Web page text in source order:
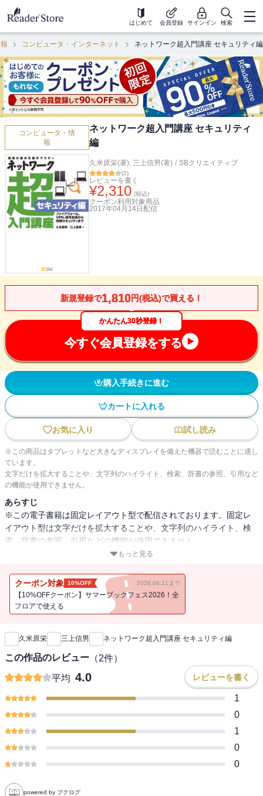
はじめて 会員登録 サインイン 検索
コンピュータ・インターネット ネットワーク超入門講座 セキュリティ編
コンピュータ・情
報
ネットワーク超入門講座 セキュリティ
編
久米原栄(著), 三上信男(著) / SBクリエイティブ
(2)
レビューを書く
¥2,310 (税込)
クーポン利用対象商品
2017年04月14日 配信
新規登録で1,810円(税込)で買える！
かんたん30秒登録！
今すぐ会員登録をする
購入手続きに進む
カートに入れる
お気に入り 試し読み
※この商品はタブレットなど大きなディスプレイを備えた機器で読むことに適し
ています。
文字だけを拡大することや、文字列のハイライト、検索、辞書の参照、引用など
の機能が使用できません。
あらすじ
※この電子書籍は固定レイアウト型で配信されております。固定レ
イアウト型は文字だけを拡大することや、文字列のハイライト、検
索、辞書の参照、引用などの機能が使用できません。
在の企業ネットワークに不可欠なセキュリティの基本知識を体系的
にやさしく解説します。とっつきにくいと思いがちなセキュリティ
の技術と考え方を図解でイメージできる、初心者必読の一冊です。
もっと見る
クーポン対象 10%OFF 2026.08.11まで
【10%OFFクーポン】サマーブックフェス2026！全
フロアで使える
新刊通知
久米原栄 三上信男 ネットワーク超入門講座 セキュリティ編
この作品のレビュー （2件）
平均 4.0 レビューを書く
1
0
1
0
0
powered by ブクログ